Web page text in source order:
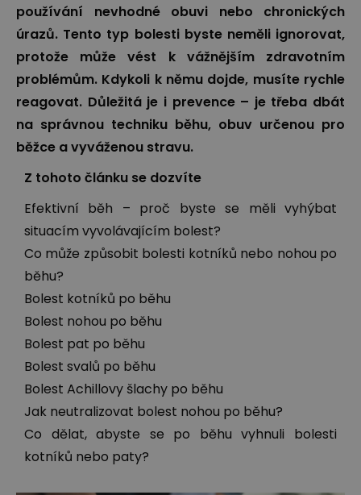
používání nevhodné obuvi nebo chronických
úrazů. Tento typ bolesti byste neměli ignorovat,
protože může vést k vážnějším zdravotním
problémům. Kdykoli k němu dojde, musíte rychle
reagovat. Důležitá je i prevence – je třeba dbát
na správnou techniku ​​běhu, obuv určenou pro
běžce a vyváženou stravu.
Z tohoto článku se dozvíte
Efektivní běh – proč byste se měli vyhýbat
situacím vyvolávajícím bolest?
Co může způsobit bolesti kotníků nebo nohou po
běhu?
Bolest kotníků po běhu
Bolest nohou po běhu
Bolest pat po běhu
Bolest svalů po běhu
Bolest Achillovy šlachy po běhu
Jak neutralizovat bolest nohou po běhu?
Co dělat, abyste se po běhu vyhnuli bolesti
kotníků nebo paty?